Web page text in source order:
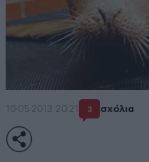
10·05·2013 20:21 3 σχόλια